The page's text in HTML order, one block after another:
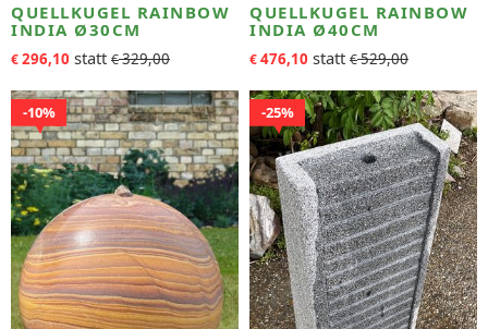
QUELLKUGEL RAINBOW
INDIA Ø30CM
€296,10 €329,00
QUELLKUGEL RAINBOW
INDIA Ø40CM
€476,10 €529,00
10% 25%